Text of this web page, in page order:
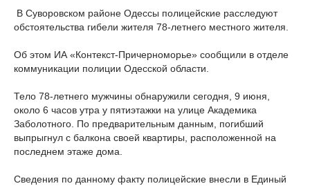
В Суворовском районе Одессы полицейские расследуют
обстоятельства гибели жителя 78-летнего местного жителя.
Об этом ИА «Контекст-Причерноморье» сообщили в отделе
коммуникации полиции Одесской области.
Тело 78-летнего мужчины обнаружили сегодня, 9 июня,
около 6 часов утра у пятиэтажки на улице Академика
Заболотного. По предварительным данным, погибший
выпрыгнул с балкона своей квартиры, расположенной на
последнем этаже дома.
Сведения по данному факту полицейские внесли в Единый